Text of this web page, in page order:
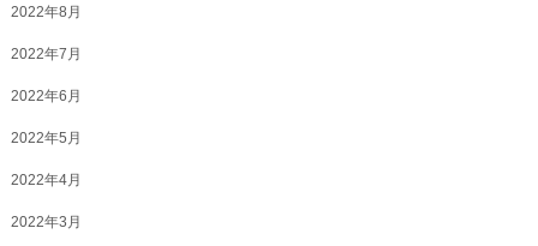
2022年8月
2022年7月
2022年6月
2022年5月
2022年4月
2022年3月